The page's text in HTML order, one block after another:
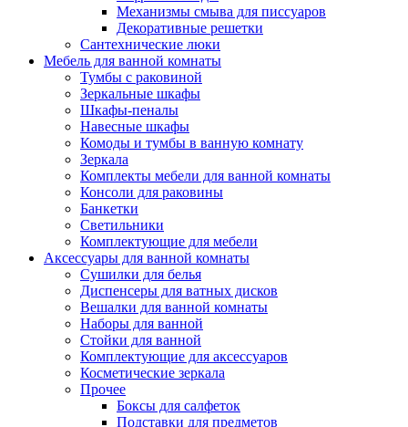
Механизмы смыва для писсуаров
Декоративные решетки
Сантехнические люки
Мебель для ванной комнаты
Тумбы с раковиной
Зеркальные шкафы
Шкафы-пеналы
Навесные шкафы
Комоды и тумбы в ванную комнату
Зеркала
Комплекты мебели для ванной комнаты
Консоли для раковины
Банкетки
Светильники
Комплектующие для мебели
Аксессуары для ванной комнаты
Сушилки для белья
Диспенсеры для ватных дисков
Вешалки для ванной комнаты
Наборы для ванной
Стойки для ванной
Комплектующие для аксессуаров
Косметические зеркала
Прочее
Боксы для салфеток
Подставки для предметов